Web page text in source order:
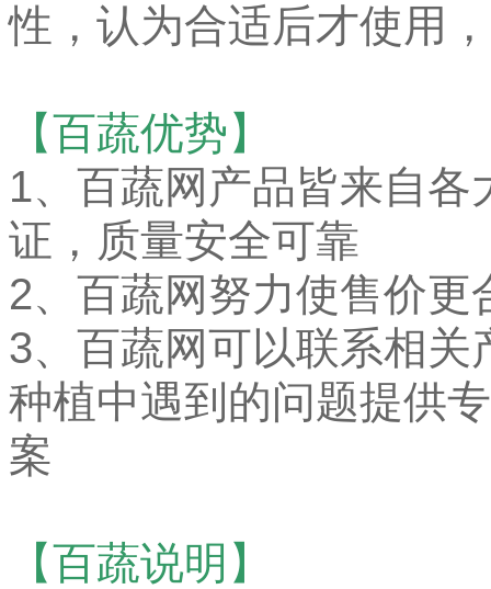
性，认为合适后才使用
【百蔬优势】
1、 百蔬网产品皆来自各
证，质量安全可靠
2、百蔬网努力使售价
3、百蔬网可以联系相
种植中遇到的问题提供
案
【百蔬说明】